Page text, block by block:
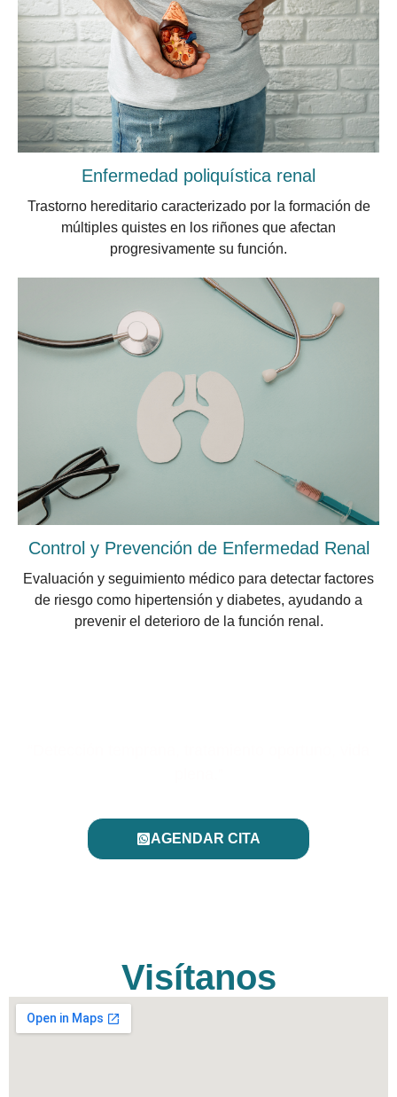
Enfermedad poliquística renal
Trastorno hereditario caracterizado por la formación de
múltiples quistes en los riñones que afectan
progresivamente su función.
Control y Prevención de Enfermedad Renal
Evaluación y seguimiento médico para detectar factores
de riesgo como hipertensión y diabetes, ayudando a
prevenir el deterioro de la función renal.
AGENDAR CITA
Visítanos